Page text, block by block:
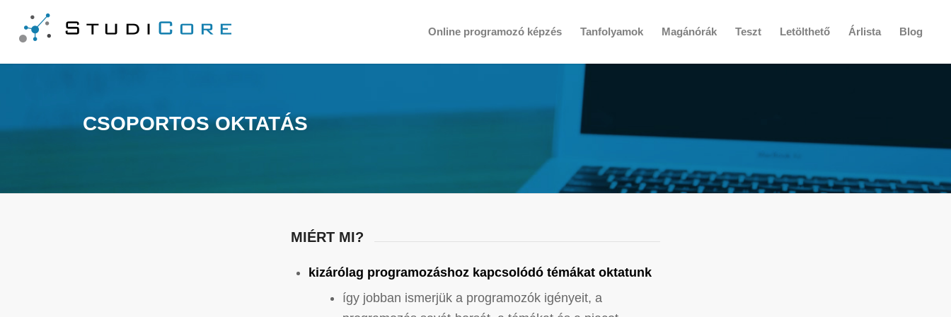
Online programozó képzés Tanfolyamok Magánórák Teszt Letölthető Árlista Blog
CSOPORTOS OKTATÁS
MIÉRT MI?
kizárólag programozáshoz kapcsolódó témákat oktatunk
így jobban ismerjük a programozók igényeit, a